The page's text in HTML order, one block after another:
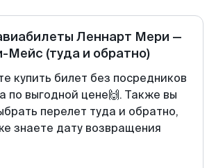
Леннарт Мери —
Мейс (туда и обратно)
купить билет без посредников
по выгодной цене🙌. Также вы
перелет туда и обратно,
знаете дату возвращения